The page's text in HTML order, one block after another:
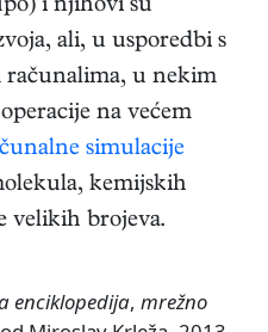
i njihovi su
ali, u usporedbi s
u nekim
na većem
simulacije
kemijskih
velikih brojeva.
enciklopedija, mrežno